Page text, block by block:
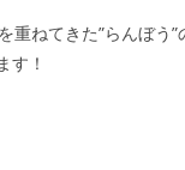
ねてきた”らんぼう
す！